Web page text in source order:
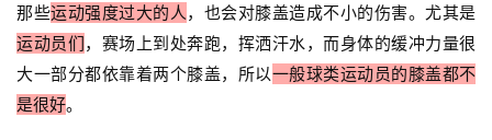
那些运动强度过大的人，也会对膝盖造成不小的伤害。尤其是
运动员们，赛场上到处奔跑，挥洒汗水，而身体的缓冲力量很
大一部分都依靠着两个膝盖，所以一般球类运动员的膝盖都不
是很好。